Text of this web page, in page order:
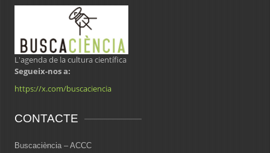
L'agenda de la cultura científica
Segueix-nos a:
https://x.com/buscaciencia
CONTACTE
Buscaciència – ACCC